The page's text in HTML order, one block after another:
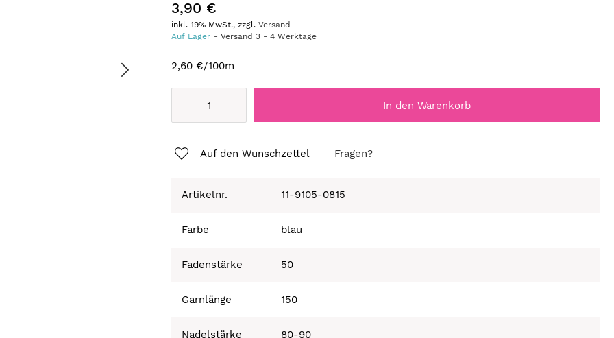
3,90 €
inkl. 19% MwSt., zzgl.Versand
Auf Lager
Versand3 -4 Werktage
2,60 €/100m
In den Warenkorb
Auf den Wunschzettel Fragen?
Artikelnr. 11-9105-0815
Farbe blau
Fadenstärke 50
Garnlänge 150
Nadelstärke 80-90